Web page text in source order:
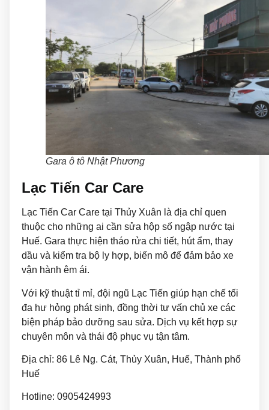
Gara ô tô Nhật Phương
Lạc Tiến Car Care
Lạc Tiến Car Care tại Thủy Xuân là địa chỉ quen
thuộc cho những ai cần sửa hộp số ngập nước tại
Huế. Gara thực hiện tháo rửa chi tiết, hút ẩm, thay
dầu và kiểm tra bộ ly hợp, biến mô để đảm bảo xe
vận hành êm ái.
Với kỹ thuật tỉ mỉ, đội ngũ Lạc Tiến giúp hạn chế tối
đa hư hỏng phát sinh, đồng thời tư vấn chủ xe các
biện pháp bảo dưỡng sau sửa. Dịch vụ kết hợp sự
chuyên môn và thái độ phục vụ tận tâm.
Địa chỉ: 86 Lê Ng. Cát, Thủy Xuân, Huế, Thành phố
Huế
Hotline: 0905424993